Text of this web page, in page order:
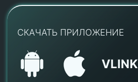
СКАЧАТЬ ПРИЛОЖЕНИЕ
VLINK